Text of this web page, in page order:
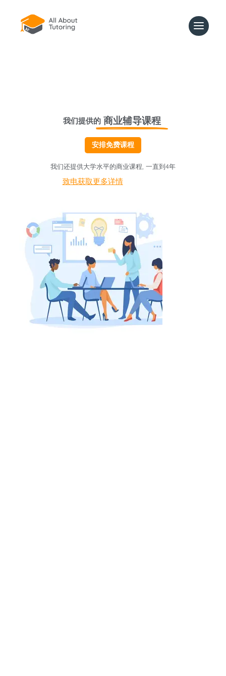
我们提供的 商业辅导课程
安排免费课程
我们还提供大学水平的商业课程, 一直到4年
致电获取更多详情